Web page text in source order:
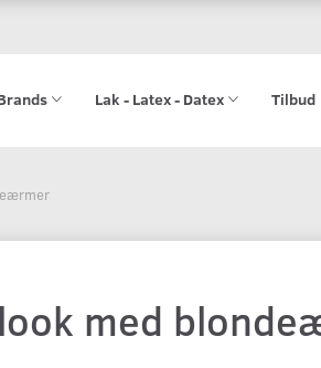
Lak - Latex - Datex Tilbud
med